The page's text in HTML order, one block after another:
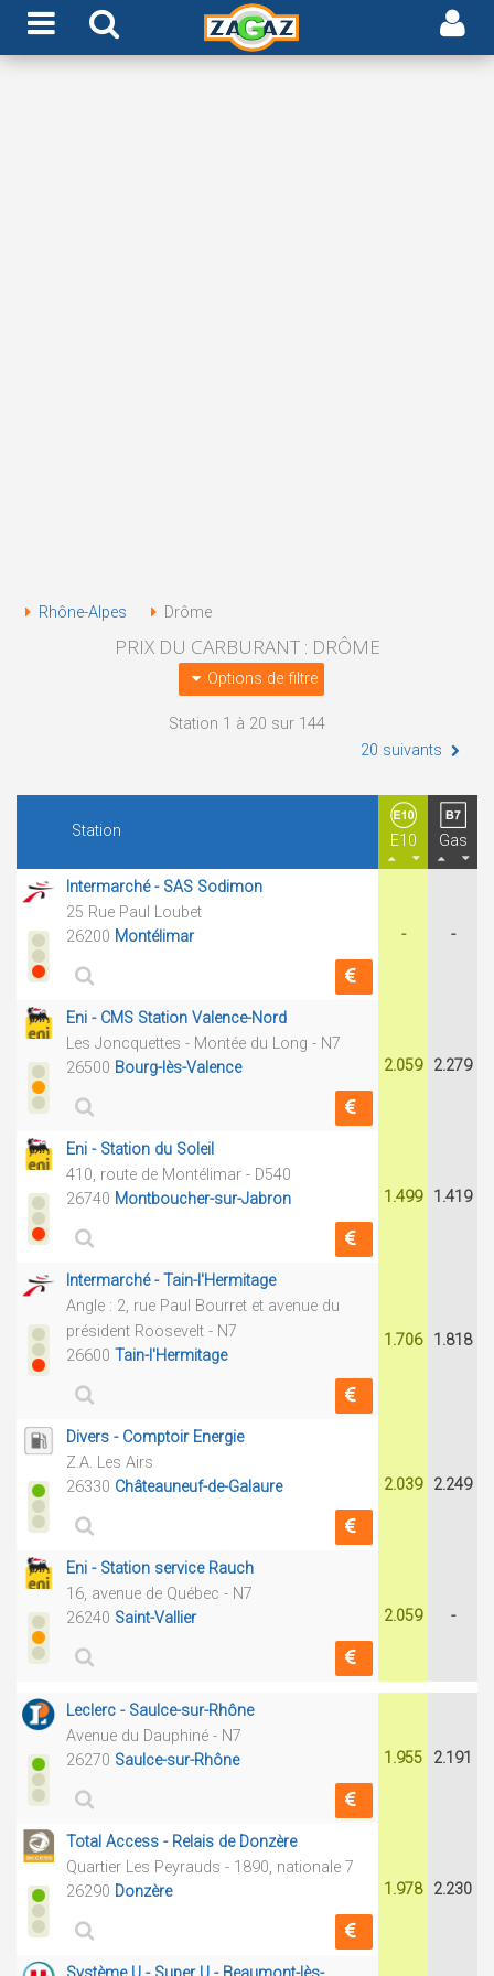
Rhône-Alpes Drôme
PRIX DU CARBURANT : DRÔME
Options de filtre
Station 1 à 20 sur 144
20 suivants
Station
E10 Gas
Intermarché - SAS Sodimon
25 Rue Paul Loubet
26200 Montélimar - -
Eni - CMS Station Valence-Nord
Les Joncquettes - Montée du Long - N7
26500 Bourg-lès-Valence 2.059 2.279
Eni - Station du Soleil
410, route de Montélimar - D540
26740 Montboucher-sur-Jabron 1.499 1.419
Intermarché - Tain-l'Hermitage
Angle : 2, rue Paul Bourret et avenue du
président Roosevelt - N7
26600 Tain-l'Hermitage
1.706 1.818
Divers - Comptoir Energie
Z.A. Les Airs
26330 Châteauneuf-de-Galaure 2.039 2.249
Eni - Station service Rauch
16, avenue de Québec - N7
26240 Saint-Vallier 2.059 -
Leclerc - Saulce-sur-Rhône
Avenue du Dauphiné - N7
26270 Saulce-sur-Rhône 1.955 2.191
Total Access - Relais de Donzère
Quartier Les Peyrauds - 1890, nationale 7
26290 Donzère 1.978 2.230